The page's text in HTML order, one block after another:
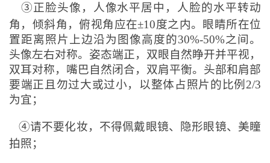
③正脸头像，人像水平居中，人脸的水平转动
角，倾斜角，俯视角应在±10度之内。眼睛所在位
置距离照片上边沿为图像高度的30%-50%之间。
头像左右对称。姿态端正，双眼自然睁开并平视，
双耳对称，嘴巴自然闭合，双肩平衡。头部和肩部
要端正且勿过大或过小，以整体占照片的比例2/3
为宜；
④请不要化妆，不得佩戴眼镜、隐形眼镜、美瞳
拍照；